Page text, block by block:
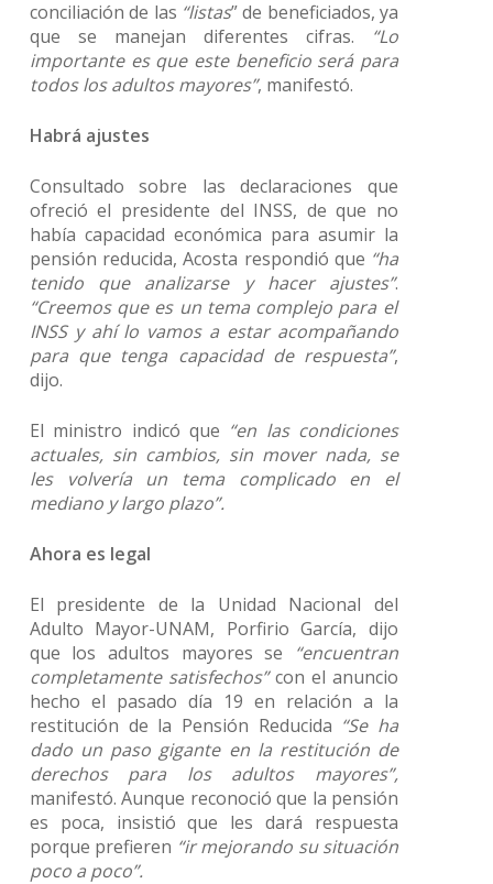
conciliación de las “listas” de beneficiados, ya
que se manejan diferentes cifras. “Lo
importante es que este beneficio será para
todos los adultos mayores”, manifestó.
Habrá ajustes
Consultado sobre las declaraciones que
ofreció el presidente del INSS, de que no
había capacidad económica para asumir la
pensión reducida, Acosta respondió que “ha
tenido que analizarse y hacer ajustes”.
“Creemos que es un tema complejo para el
INSS y ahí lo vamos a estar acompañando
para que tenga capacidad de respuesta”,
dijo.
El ministro indicó que “en las condiciones
actuales, sin cambios, sin mover nada, se
les volvería un tema complicado en el
mediano y largo plazo”.
Ahora es legal
El presidente de la Unidad Nacional del
Adulto Mayor-UNAM, Porfirio García, dijo
que los adultos mayores se “encuentran
completamente satisfechos”con el anuncio
hecho el pasado día 19 en relación a la
restitución de la Pensión Reducida “Se ha
dado un paso gigante en la restitución de
derechos para los adultos mayores”,
manifestó. Aunque reconoció que la pensión
es poca, insistió que les dará respuesta
porque prefieren “ir mejorando su situación
poco a poco”.